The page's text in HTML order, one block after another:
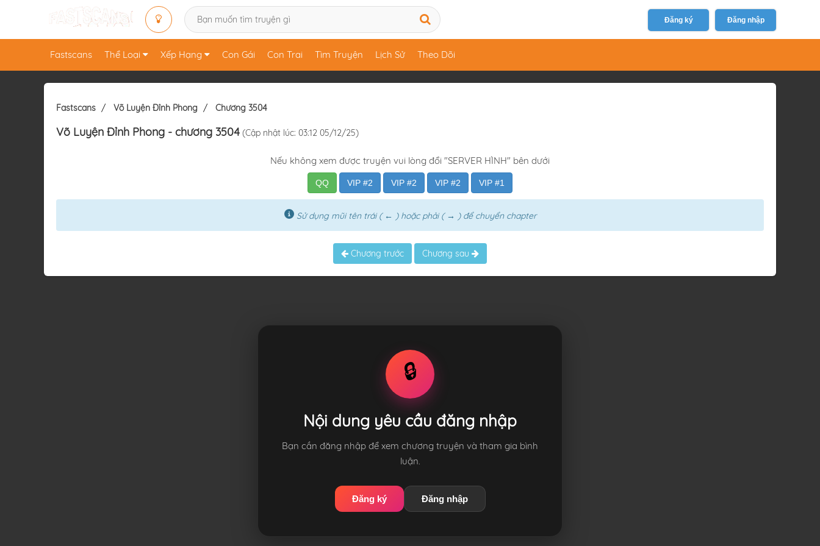
Đăng ký Đăng nhập
Fastscans Thể Loại Xếp Hạng Con Gái Con Trai Tìm Truyện Lịch Sử Theo Dõi
Fastscans Võ Luyện Đỉnh Phong Chương 3504
Võ Luyện Đỉnh Phong - chương 3504 (Cập nhật lúc: 03:12 05/12/25)
Nếu không xem được truyện vui lòng đổi "SERVER HÌNH" bên dưới
QQ VIP #2 VIP #2 VIP #2 VIP #1
Sử dụng mũi tên trái ( ← ) hoặc phải ( → ) để chuyển chapter
Chương trước Chương sau
🔒
Nội dung yêu cầu đăng nhập
Bạn cần đăng nhập để xem chương truyện và tham gia bình
luận.
Đăng ký Đăng nhập